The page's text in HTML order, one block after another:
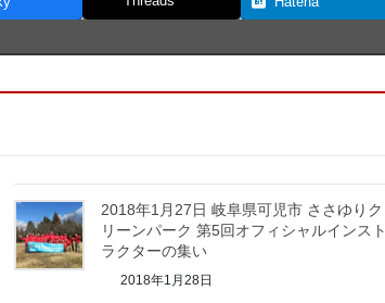
2018年1月27日 岐阜県可児市 ささゆりク
リーンパーク 第5回オフィシャルインスト
ラクターの集い
2018年1月28日